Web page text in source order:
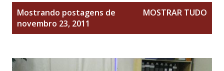
Mostrando postagens de
novembro 23, 2011
MOSTRAR TUDO